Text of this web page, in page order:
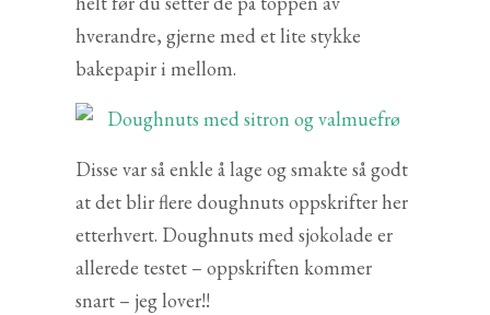
hverandre, gjerne med et lite stykke
bakepapir i mellom.
Disse var så enkle å lage og smakte så godt
at det blir flere doughnuts oppskrifter her
etterhvert. Doughnuts med sjokolade er
allerede testet – oppskriften kommer
snart – jeg lover!!